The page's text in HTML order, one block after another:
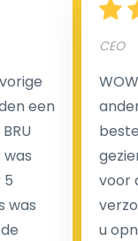
van
uw rit. In
taxameter
voor de
kosten voor
een
was
5
was
CEO
voor
u